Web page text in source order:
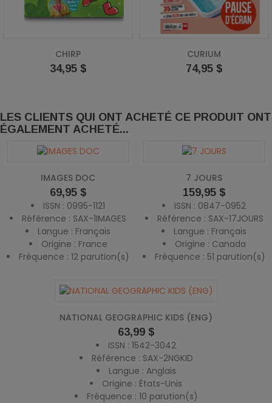
CHIRP
Prix
34,95 $
CURIUM
Prix
74,95 $
LES CLIENTS QUI ONT ACHETÉ CE PRODUIT ONT
ÉGALEMENT ACHETÉ...
IMAGES DOC
Prix
69,95 $
ISSN : 0995-1121
Référence : SAX-1IMAGES
Langue : Français
Origine : France
Fréquence : 12 parution(s)
7 JOURS
Prix
159,95 $
ISSN : 0847-0952
Référence : SAX-17JOURS
Langue : Français
Origine : Canada
Fréquence : 51 parution(s)
NATIONAL GEOGRAPHIC KIDS (ENG)
Prix
63,99 $
ISSN : 1542-3042
Référence : SAX-2NGKID
Langue : Anglais
Origine : États-Unis
Fréquence : 10 parution(s)